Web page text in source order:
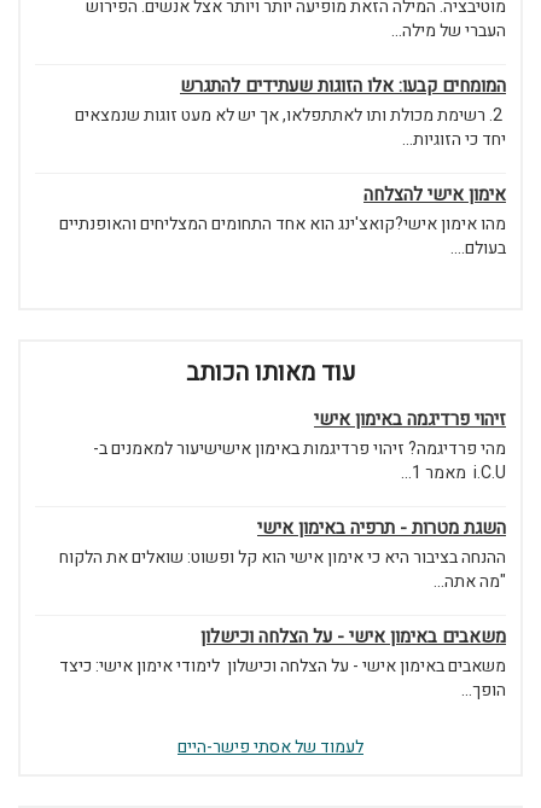
מוטיבציה. המילה הזאת מופיעה יותר ויותר אצל אנשים. הפירוש
העברי של מילה...
המומחים קבעו: אלו הזוגות שעתידים להתגרש
2. רשימת מכולת ותו לאתתפלאו, אך יש לא מעט זוגות שנמצאים
יחד כי הזוגיות...
אימון אישי להצלחה
מהו אימון אישי?קואצ'ינג הוא אחד התחומים המצליחים והאופנתיים
בעולם....
עוד מאותו הכותב
זיהוי פרדיגמה באימון אישי
מהי פרדיגמה? זיהוי פרדיגמות באימון אישישיעור למאמנים ב-
i.C.U מאמר 1...
השגת מטרות - תרפיה באימון אישי
ההנחה בציבור היא כי אימון אישי הוא קל ופשוט: שואלים את הלקוח
"מה אתה...
משאבים באימון אישי - על הצלחה וכישלון
משאבים באימון אישי - על הצלחה וכישלון לימודי אימון אישי: כיצד
הופך...
לעמוד של אסתי פישר-היים